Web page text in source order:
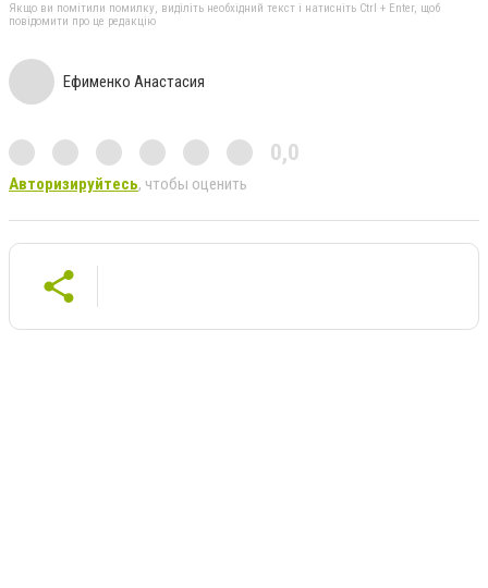
Якщо ви помітили помилку, виділіть необхідний текст і натисніть Ctrl + Enter, щоб
повідомити про це редакцію
Ефименко Анастасия
0,0
Авторизируйтесь, чтобы оценить